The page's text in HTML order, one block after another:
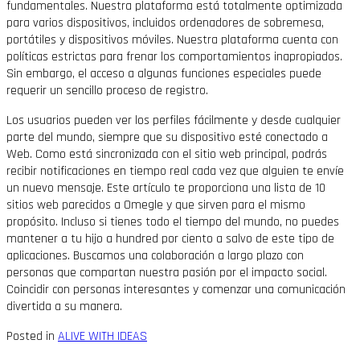
fundamentales. Nuestra plataforma está totalmente optimizada
para varios dispositivos, incluidos ordenadores de sobremesa,
portátiles y dispositivos móviles. Nuestra plataforma cuenta con
políticas estrictas para frenar los comportamientos inapropiados.
Sin embargo, el acceso a algunas funciones especiales puede
requerir un sencillo proceso de registro.
Los usuarios pueden ver los perfiles fácilmente y desde cualquier
parte del mundo, siempre que su dispositivo esté conectado a
Web. Como está sincronizada con el sitio web principal, podrás
recibir notificaciones en tiempo real cada vez que alguien te envíe
un nuevo mensaje. Este artículo te proporciona una lista de 10
sitios web parecidos a Omegle y que sirven para el mismo
propósito. Incluso si tienes todo el tiempo del mundo, no puedes
mantener a tu hijo a hundred por ciento a salvo de este tipo de
aplicaciones. Buscamos una colaboración a largo plazo con
personas que compartan nuestra pasión por el impacto social.
Coincidir con personas interesantes y comenzar una comunicación
divertida a su manera.
Posted in ALIVE WITH IDEAS